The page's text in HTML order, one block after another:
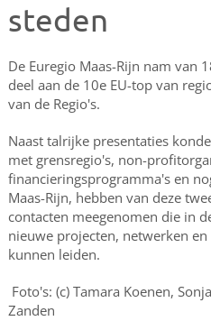
steden
De Euregio Maas-Rijn nam van
deel aan de 10e EU-top van
van de Regio's.
Naast talrijke presentaties
met grensregio's, non-
financieringsprogramma's en
Maas-Rijn, hebben van deze
contacten meegenomen die in
nieuwe projecten, netwerken
kunnen leiden.
Foto's: (c) Tamara Koenen,
Zanden